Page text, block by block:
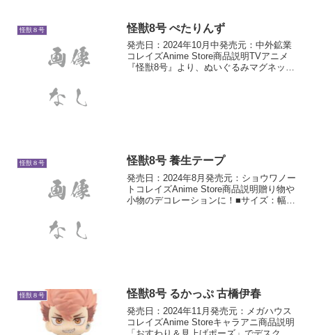
怪獣８号 怪獣8号 ぺたりんず
発売日：2024年10月中発売元：中外鉱業
コレイズAnime Store商品説明TVアニメ
『怪獣8号』より、ぬいぐるみマグネット
怪獣８号 怪獣8号 養生テープ
発売日：2024年8月発売元：ショウワノー
トコレイズAnime Store商品説明贈り物や
小物のデコレーションに！■サイズ：幅
怪獣８号 怪獣8号 るかっぷ 古橋伊春
発売日：2024年11月発売元：メガハウス
コレイズAnime Storeキャラアニ商品説明